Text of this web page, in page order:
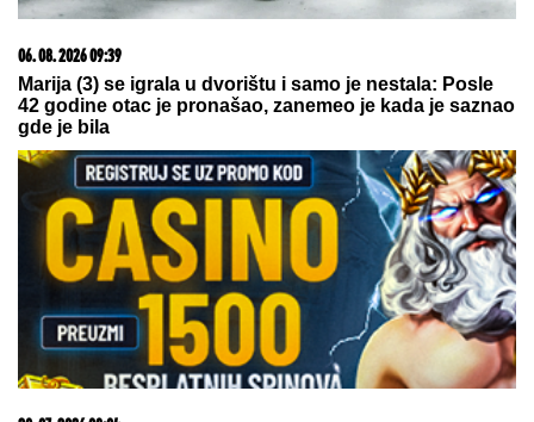
BRIŠE STRES I TERA NOĆNE STRAHOVE:Ovo je
tajna starog srpskog običaja - samo je potrebno da
ispod jastuka stavite jednu stvar
Najpoznatija plavuša na svetu
OSTAVILA HOLIVUDSKE FRAJERE
zbog "nemačkog bankara" teškog